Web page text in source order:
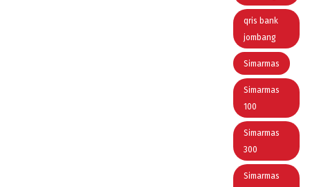
qris bank
jombang
Simarmas
Simarmas
100
Simarmas
300
Simarmas